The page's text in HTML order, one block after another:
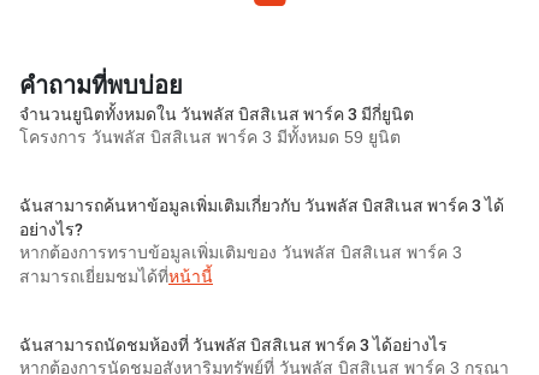
คำถามที่พบบ่อย
จำนวนยูนิตทั้งหมดใน วันพลัส บิสสิเนส พาร์ค 3 มีกี่ยูนิต
โครงการ วันพลัส บิสสิเนส พาร์ค 3 มีทั้งหมด 59 ยูนิต
ฉันสามารถค้นหาข้อมูลเพิ่มเติมเกี่ยวกับ วันพลัส บิสสิเนส พาร์ค 3 ได้
อย่างไร?
หากต้องการทราบข้อมูลเพิ่มเติมของ วันพลัส บิสสิเนส พาร์ค 3
สามารถเยี่ยมชมได้ที่หน้านี้
ฉันสามารถนัดชมห้องที่ วันพลัส บิสสิเนส พาร์ค 3 ได้อย่างไร
หากต้องการนัดชมอสังหาริมทรัพย์ที่ วันพลัส บิสสิเนส พาร์ค 3 กรุณา